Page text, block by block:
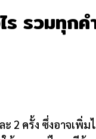
รวมทุกค
2 ครั้ง ซึ่งอาจเพิ่ม